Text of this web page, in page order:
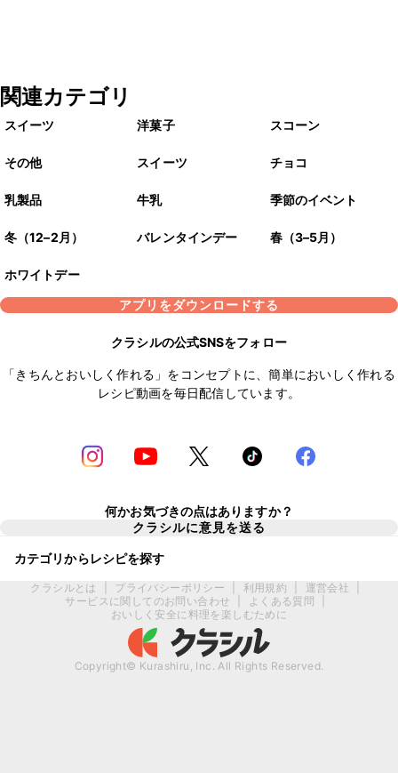
関連カテゴリ
スイーツ 洋菓子 スコーン
その他 スイーツ チョコ
乳製品 牛乳 季節のイベント
冬（12–2月） バレンタインデー 春（3–5月）
ホワイトデー
アプリをダウンロードする
クラシルの公式SNSをフォロー
「きちんとおいしく作れる」をコンセプトに、簡単においしく作れる
レシピ動画を毎日配信しています。
何かお気づきの点はありますか？
クラシルに意見を送る
カテゴリからレシピを探す
クラシルとは プライバシーポリシー 利用規約 運営会社
サービスに関してのお問い合わせ
よくある質問
おいしく安全に料理を楽しむために
Copyright© Kurashiru, Inc. All Rights Reserved.